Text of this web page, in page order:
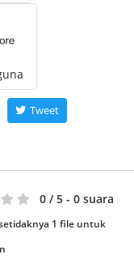
Tweet
0 / 5 - 0 suara
1 file untuk